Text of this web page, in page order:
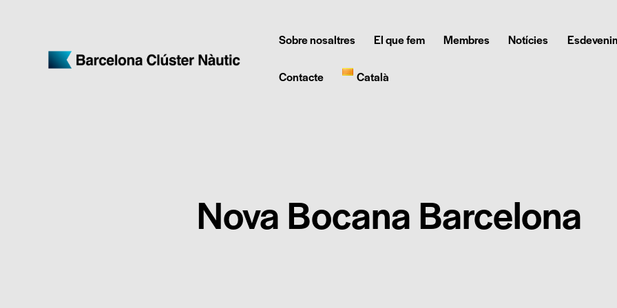
Sobre nosaltres El que fem Membres Notícies
Contacte Català
Nova Bocana Barcelona